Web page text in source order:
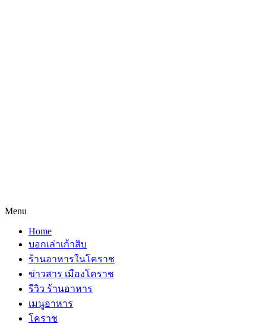
Menu
Home
บอกเล่าเก้าสิบ
ร้านอาหารในโคราช
ข่าวสาร เมืองโคราช
รีวิว ร้านอาหาร
เมนูอาหาร
โคราช